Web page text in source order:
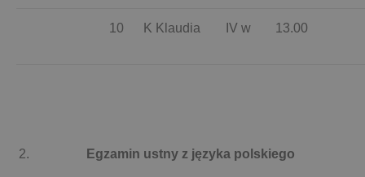
10 K Klaudia IV w 13.00
Egzamin ustny z języka polskiego